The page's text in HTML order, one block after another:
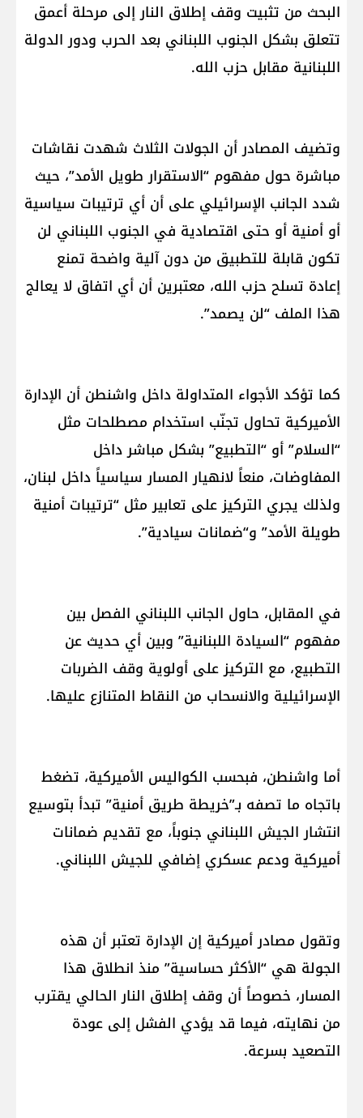
البحث من تثبيت وقف إطلاق النار إلى مرحلة أعمق
تتعلق بشكل الجنوب اللبناني بعد الحرب ودور الدولة
اللبنانية مقابل حزب الله.
وتضيف المصادر أن الجولات الثلاث شهدت نقاشات
مباشرة حول مفهوم “الاستقرار طويل الأمد”، حيث
شدد الجانب الإسرائيلي على أن أي ترتيبات سياسية
أو أمنية أو حتى اقتصادية في الجنوب اللبناني لن
تكون قابلة للتطبيق من دون آلية واضحة تمنع
إعادة تسلح حزب الله، معتبرين أن أي اتفاق لا يعالج
هذا الملف “لن يصمد”.
كما تؤكد الأجواء المتداولة داخل واشنطن أن الإدارة
الأميركية تحاول تجنّب استخدام مصطلحات مثل
“السلام” أو “التطبيع” بشكل مباشر داخل
المفاوضات، منعاً لانهيار المسار سياسياً داخل لبنان،
ولذلك يجري التركيز على تعابير مثل “ترتيبات أمنية
طويلة الأمد” و“ضمانات سيادية”.
في المقابل، حاول الجانب اللبناني الفصل بين
مفهوم “السيادة اللبنانية” وبين أي حديث عن
التطبيع، مع التركيز على أولوية وقف الضربات
الإسرائيلية والانسحاب من النقاط المتنازع عليها.
أما واشنطن، فبحسب الكواليس الأميركية، تضغط
باتجاه ما تصفه بـ”خريطة طريق أمنية” تبدأ بتوسيع
انتشار الجيش اللبناني جنوباً، مع تقديم ضمانات
أميركية ودعم عسكري إضافي للجيش اللبناني.
وتقول مصادر أميركية إن الإدارة تعتبر أن هذه
الجولة هي “الأكثر حساسية” منذ انطلاق هذا
المسار، خصوصاً أن وقف إطلاق النار الحالي يقترب
من نهايته، فيما قد يؤدي الفشل إلى عودة
التصعيد بسرعة.